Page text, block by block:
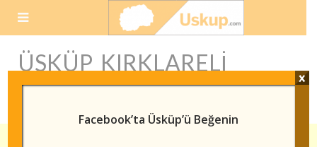
ÜSKÜP KIRKLARELI
ARASI KAÇ KM
Facebook’ta Üsküp’ü Beğenin
x